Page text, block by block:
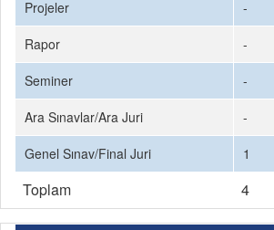
Projeler -
Rapor
-
Seminer
-
Ara Sınavlar/Ara Juri
-
Genel Sınav/Final Juri
1
Toplam 4